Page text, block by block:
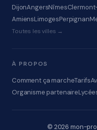
DijonAngersNîmes
AmiensLimogesPerpignan
Toutes les villes →
À PROPOS
Comment ça marcheTarifs
Organisme partenaire
© 2026 mon-